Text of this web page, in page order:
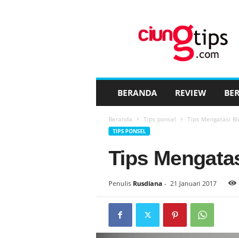
BERANDA REVIEW
Beranda Tips ponsel Tips Mengatasi
TIPS PONSEL
Tips
Penulis Rusdiana - 21 Januari 2017